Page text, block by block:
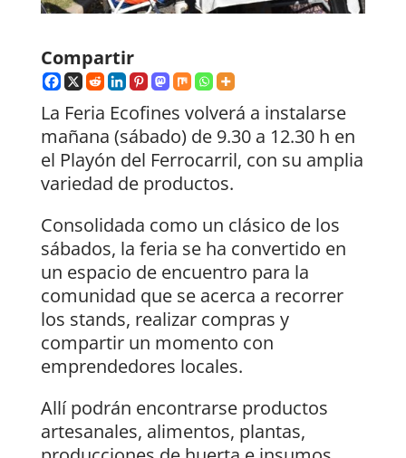
Compartir
La Feria Ecofines volverá a instalarse
mañana (sábado) de 9.30 a 12.30 h en
el Playón del Ferrocarril, con su amplia
variedad de productos.
Consolidada como un clásico de los
sábados, la feria se ha convertido en
un espacio de encuentro para la
comunidad que se acerca a recorrer
los stands, realizar compras y
compartir un momento con
emprendedores locales.
Allí podrán encontrarse productos
artesanales, alimentos, plantas,